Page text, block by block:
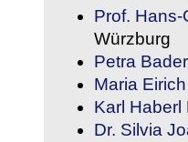
Prof. Hans-
Würzburg
Petra Bader
Maria Eirich
Karl Haberl
Dr. Silvia